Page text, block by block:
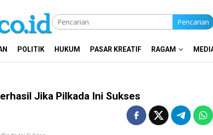
Pencarian
POLITIK HUKUM PASAR KREATIF RAGAM
Jika Pilkada Ini Sukses